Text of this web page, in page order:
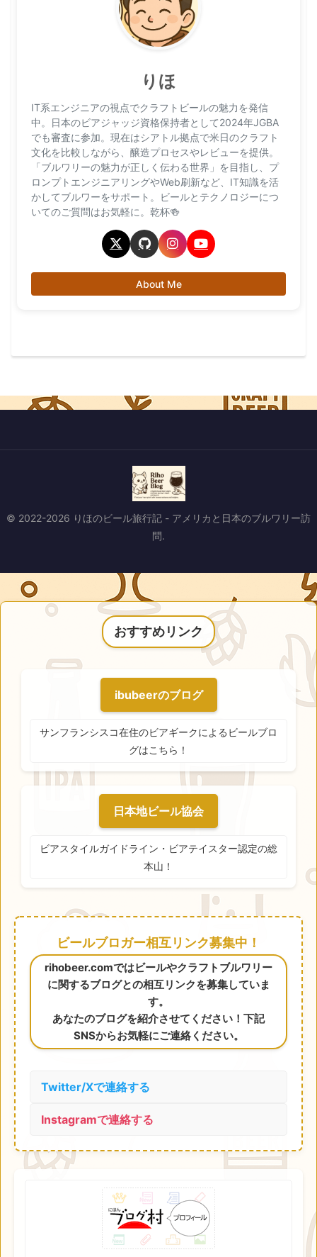
りほ
IT系エンジニアの視点でクラフトビールの魅力を発信
中。日本のビアジャッジ資格保持者として2024年JGBA
でも審査に参加。現在はシアトル拠点で米日のクラフト
文化を比較しながら、醸造プロセスやレビューを提供。
「ブルワリーの魅力が正しく伝わる世界」を目指し、プ
ロンプトエンジニアリングやWeb刷新など、IT知識を活
かしてブルワーをサポート。ビールとテクノロジーにつ
いてのご質問はお気軽に。乾杯🍻
About Me
© 2022-2026 りほのビール旅行記 - アメリカと日本のブルワリー訪
問.
おすすめリンク
ibubeerのブログ
サンフランシスコ在住のビアギークによるビールブロ
グはこちら！
日本地ビール協会
ビアスタイルガイドライン・ビアテイスター認定の総
本山！
ビールブロガー相互リンク募集中！
rihobeer.comではビールやクラフトブルワリー
に関するブログとの相互リンクを募集していま
す。
あなたのブログを紹介させてください！下記
SNSからお気軽にご連絡ください。
Twitter/Xで連絡する
Instagramで連絡する